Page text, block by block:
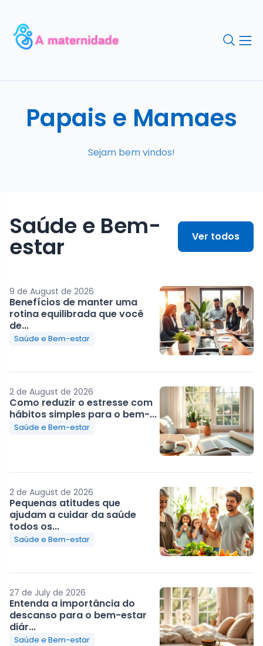
Papais e Mamaes
Sejam bem vindos!
Saúde e Bem-
estar Ver todos
9 de August de 2026
Benefícios de manter uma
rotina equilibrada que você
de...
Saúde e Bem-estar
2 de August de 2026
Como reduzir o estresse com
hábitos simples para o bem-...
Saúde e Bem-estar
2 de August de 2026
Pequenas atitudes que
ajudam a cuidar da saúde
todos os...
Saúde e Bem-estar
27 de July de 2026
Entenda a importância do
descanso para o bem-estar
diár...
Saúde e Bem-estar